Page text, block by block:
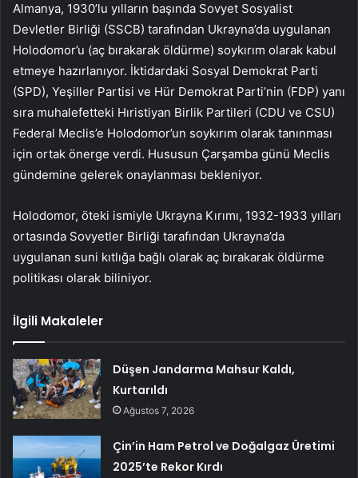
Almanya, 1930’lu yılların başında Sovyet Sosyalist
Devletler Birliği (SSCB) tarafından Ukrayna’da uygulanan
Holodomor’u (aç bırakarak öldürme) soykırım olarak kabul
etmeye hazırlanıyor. İktidardaki Sosyal Demokrat Parti
(SPD), Yeşiller Partisi ve Hür Demokrat Parti’nin (FDP) yanı
sıra muhalefetteki Hıristiyan Birlik Partileri (CDU ve CSU)
Federal Meclis’e Holodomor’un soykırım olarak tanınması
için ortak önerge verdi. Hususun Çarşamba günü Meclis
gündemine gelerek onaylanması bekleniyor.
Holodomor, öteki ismiyle Ukrayna Kırımı, 1932-1933 yılları
ortasında Sovyetler Birliği tarafından Ukrayna’da
uygulanan suni kıtlığa bağlı olarak aç bırakarak öldürme
politikası olarak biliniyor.
İlgili Makaleler
Düşen Jandarma Mahsur Kaldı,
Kurtarıldı
Ağustos 7, 2026
Çin’in Ham Petrol ve Doğalgaz Üretimi
2025’te Rekor Kırdı